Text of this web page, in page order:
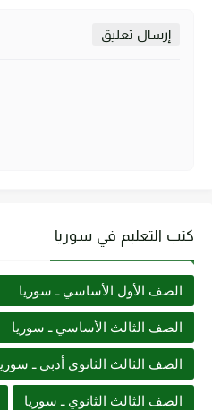
إرسال تعليق
كتب التعليم في سوريا
الصف الأول الأساسي ـ سوريا
الصف الثالث الأساسي ـ سوريا
الصف الثالث الثانوي أدبي ـ
الصف الثالث الثانوي ـ سوريا